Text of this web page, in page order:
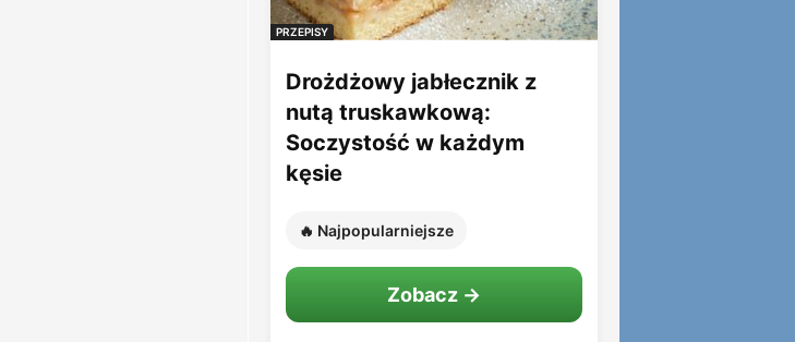
PRZEPISY
Drożdżowy jabłecznik z
nutą truskawkową:
Soczystość w każdym
kęsie
🔥 Najpopularniejsze
Zobacz →